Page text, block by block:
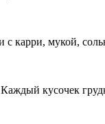
с карри, мукой,
кусочек